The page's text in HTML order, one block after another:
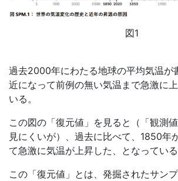
図1
過去2000年にわたる地球の平均気温が
近になって前例の無い気温まで急激に
いる。
この図の「復元値」を見ると（「観測
見にくいが）、過去に比べて、 1850年
て急激に気温が上昇した、となっている
この「復元値」とは、発掘されたサン